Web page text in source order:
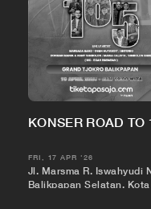
KONSER ROAD TO
FRI, 17 APR '26
Jl. Marsma R. Iswahyudi
Balikpapan Selatan,